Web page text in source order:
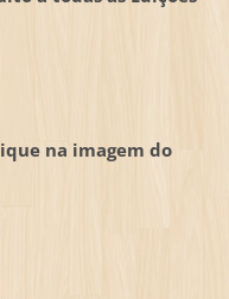
na imagem do